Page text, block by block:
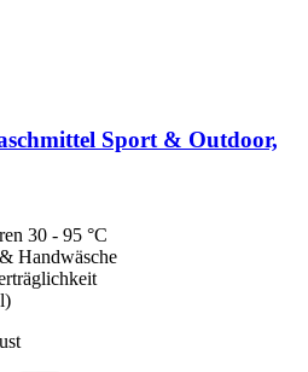
Sport & Outdoor,
30 - 95 °C
Handwäsche